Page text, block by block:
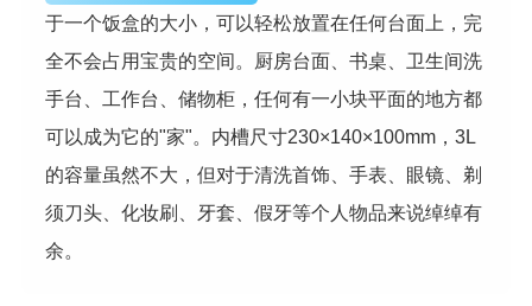
于一个饭盒的大小，可以轻松放置在任何台面上，完
全不会占用宝贵的空间。厨房台面、书桌、卫生间洗
手台、工作台、储物柜，任何有一小块平面的地方都
可以成为它的"家"。内槽尺寸230×140×100mm，3L
的容量虽然不大，但对于清洗首饰、手表、眼镜、剃
须刀头、化妆刷、牙套、假牙等个人物品来说绰绰有
余。